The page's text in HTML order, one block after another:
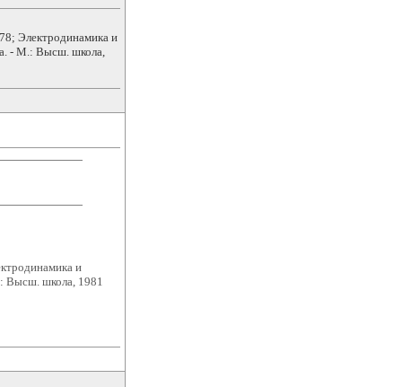
Электродинамика и
- М.: Высш. школа,
и
Высш. школа, 1981